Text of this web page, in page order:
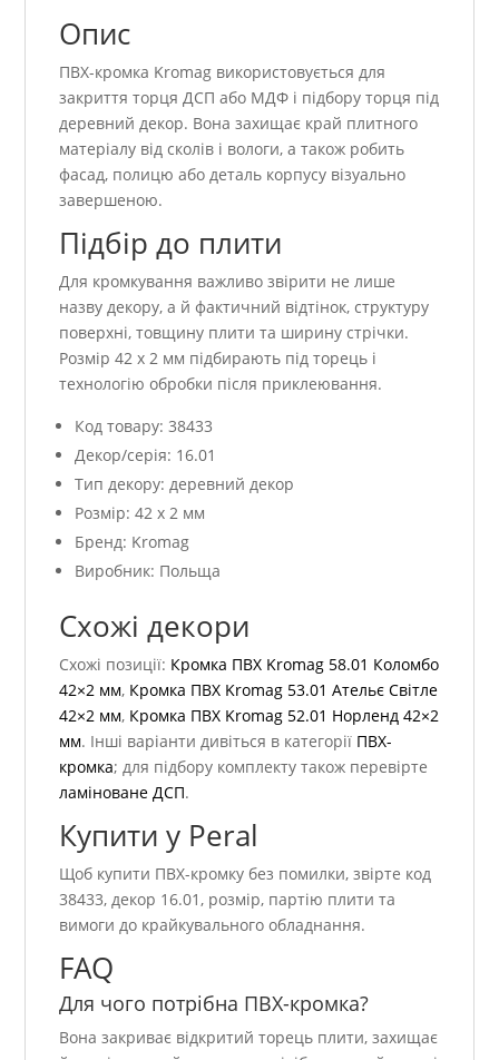
Опис
ПВХ-кромка Kromag використовується для
закриття торця ДСП або МДФ і підбору торця під
деревний декор. Вона захищає край плитного
матеріалу від сколів і вологи, а також робить
фасад, полицю або деталь корпусу візуально
завершеною.
Підбір до плити
Для кромкування важливо звірити не лише
назву декору, а й фактичний відтінок, структуру
поверхні, товщину плити та ширину стрічки.
Розмір 42 x 2 мм підбирають під торець і
технологію обробки після приклеювання.
Код товару: 38433
Декор/серія: 16.01
Тип декору: деревний декор
Розмір: 42 x 2 мм
Бренд: Kromag
Виробник: Польща
Схожі декори
Схожі позиції: Кромка ПВХ Kromag 58.01 Коломбо
42×2 мм, Кромка ПВХ Kromag 53.01 Ательє Світле
42×2 мм, Кромка ПВХ Kromag 52.01 Норленд 42×2
мм. Інші варіанти дивіться в категорії ПВХ-
кромка; для підбору комплекту також перевірте
ламіноване ДСП.
Купити у Peral
Щоб купити ПВХ-кромку без помилки, звірте код
38433, декор 16.01, розмір, партію плити та
вимоги до крайкувального обладнання.
FAQ
Для чого потрібна ПВХ-кромка?
Вона закриває відкритий торець плити, захищає